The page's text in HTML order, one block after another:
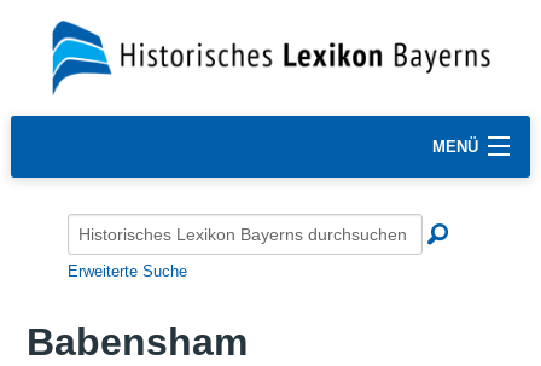
MENÜ
Erweiterte Suche
Babensham